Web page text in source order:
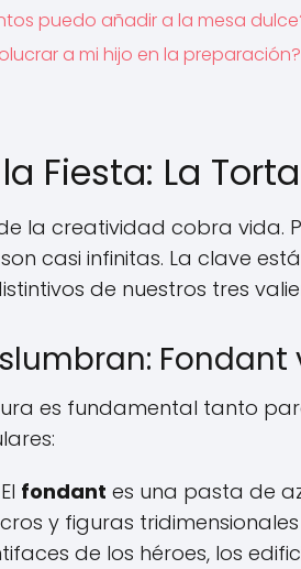
puedo añadir a la mesa
a mi hijo en la preparación?
Fiesta: La
la creatividad cobra vida.
casi infinitas. La clave
de nuestros tres
Fondant
es fundamental tanto
El fondant es una pasta de
y figuras
de los héroes, los